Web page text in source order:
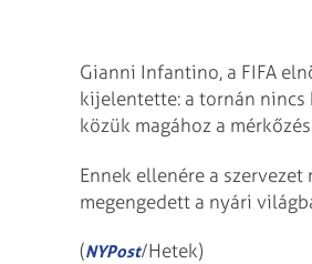
Gianni Infantino, a FIFA
kijelentette: a tornán nincs
közük magához a
Ennek ellenére a
megengedett a nyári
(NYPost/Hetek)